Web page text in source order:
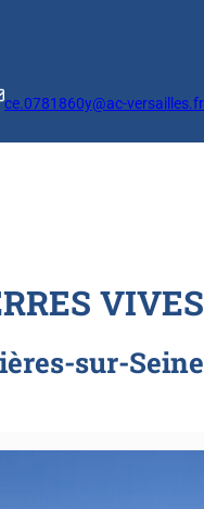
ce.0781860y@ac-versailles.fr
VIVES
sur-Seine